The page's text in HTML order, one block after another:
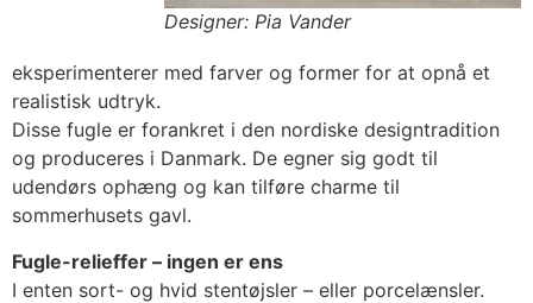
Designer: Pia Vander
eksperimenterer med farver og former for at opnå et
realistisk udtryk.
Disse fugle er forankret i den nordiske designtradition
og produceres i Danmark. De egner sig godt til
udendørs ophæng og kan tilføre charme til
sommerhusets gavl.
Fugle-relieffer – ingen er ens
I enten sort- og hvid stentøjsler – eller porcelænsler.